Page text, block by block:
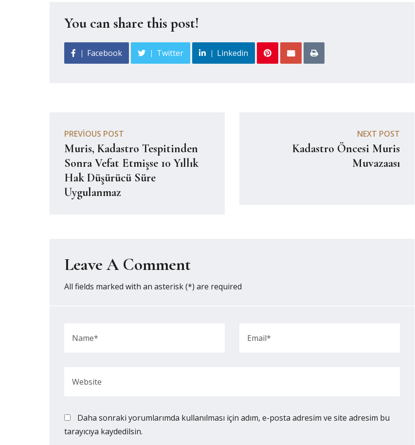
You can share this post!
Facebook Twitter Linkedin
PREVIOUS POST
Muris, Kadastro Tespitinden
Sonra Vefat Etmişse 10 Yıllık
Hak Düşürücü Süre
Uygulanmaz
NEXT POST
Kadastro Öncesi Muris
Muvazaası
Leave A Comment
All fields marked with an asterisk (*) are required
Daha sonraki yorumlarımda kullanılması için adım, e-posta adresim ve site adresim bu
tarayıcıya kaydedilsin.